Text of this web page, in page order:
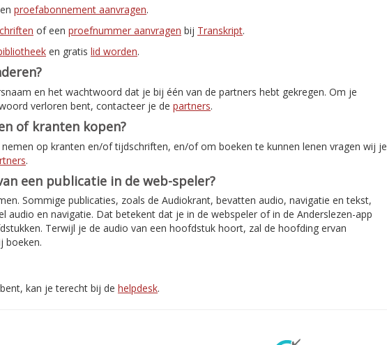
proefabonnement aanvragen.
of een proefnummer aanvragen bij Transkript.
en gratis lid worden.
en het wachtwoord dat je bij één van de partners hebt gekregen. Om je
verloren bent, contacteer je de partners.
of kranten kopen?
op kranten en/of tijdschriften, en/of om boeken te kunnen lenen vragen wij je
.
een publicatie in de web-speler?
Sommige publicaties, zoals de Audiokrant, bevatten audio, navigatie en tekst,
audio en navigatie. Dat betekent dat je in de webspeler of in de Anderslezen-app
Terwijl je de audio van een hoofdstuk hoort, zal de hoofding ervan
boeken.
kan je terecht bij de helpdesk.